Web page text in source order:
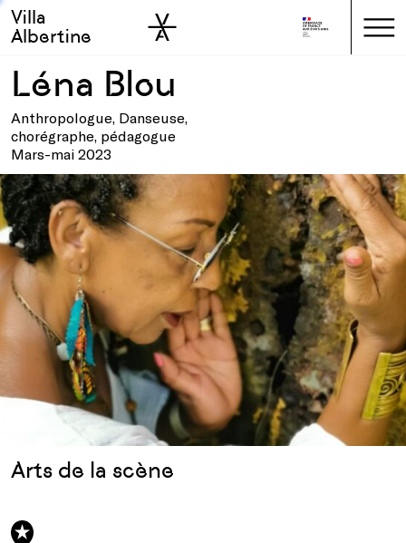
Skip to main
Skip to sidebar
Villa
Albertine
Léna Blou
Anthropologue, Danseuse,
chorégraphe, pédagogue
Mars-mai 2023
Arts de la scène